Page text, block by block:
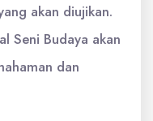
akan diujikan.
Seni Budaya akan
dan